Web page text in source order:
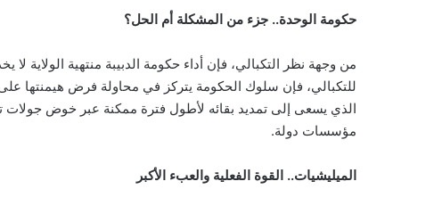
حكومة الوحدة.. جزء من المشكلة أم الحل؟
من وجهة نظر التكبالي، فإن أداء حكومة الدبيبة منتهية الولاية
للتكبالي، فإن سلوك الحكومة يتركز في محاولة فرض هيمنتها
الذي يسعى إلى تمديد بقائه لأطول فترة ممكنة عبر خوض جولات
مؤسسات دولة.
الميليشيات.. القوة الفعلية والعبء الأكبر